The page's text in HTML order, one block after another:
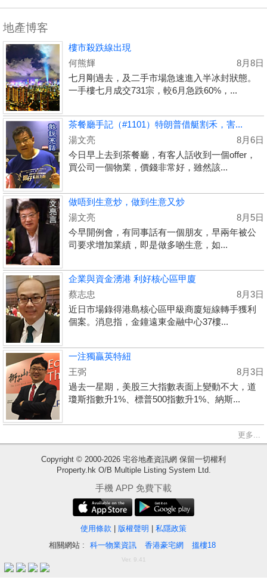
體
体
地產博客
樓市殺跌線出現
何熊輝
8月8日
七月剛過去，及二手市場急速進入半冰封狀態。
一手樓七月成交731宗，較6月急跌60%，...
茶餐廳手記（#1101）特朗普借艇割禾，害...
湯文亮
8月6日
今日早上去到茶餐廳，有客人話收到一個offer，
買公司一個物業，價錢非常好，雖然該...
做唔到生意炒，做到生意又炒
湯文亮
8月5日
今早開例會，有同事話有一個朋友，早兩年被公
司要求增加業績，即是做多啲生意，如...
企業與資金湧港 利好核心區甲廈
蔡志忠
8月3日
近日市場錄得港島核心區甲級商廈短線轉手獲利
個案。消息指，金鐘遠東金融中心37樓...
一注獨贏英特紐
王弼
8月3日
過去一星期，美股三大指數表面上變動不大，道
瓊斯指數升1%、標普500指數升1%、納斯...
更多...
Copyright © 2000-2026 宅谷地產資訊網 保留一切權利
Property.hk O/B Multiple Listing System Ltd.
手機 APP 免費下載
使用條款 版權聲明
私隱政策
相關網站 :
科一物業資訊 香港豪宅網 搵樓18
Ver. 9.41